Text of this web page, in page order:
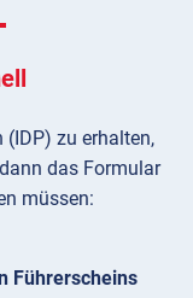
(IDP) zu erhalten,
das Formular
müssen:
Führerscheins